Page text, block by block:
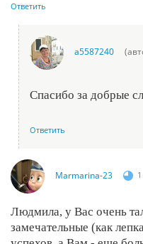
Ответить
a5587240
Спасибо за добрые
Ответить
Marmarina-23
Людмила, у Вас очень
замечательные (как